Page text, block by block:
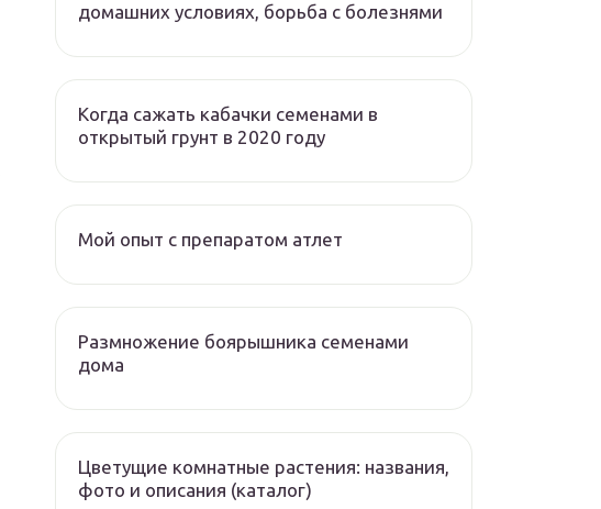
домашних условиях, борьба с болезнями
Когда сажать кабачки семенами в
открытый грунт в 2020 году
Мой опыт с препаратом атлет
Размножение боярышника семенами
дома
Цветущие комнатные растения: названия,
фото и описания (каталог)